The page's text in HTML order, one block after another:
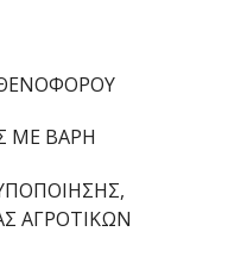
ΜΕ ΒΑΡΗ
ΑΓΡΟΤΙΚΩΝ